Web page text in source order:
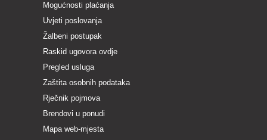
Mogućnosti plaćanja
Uvjeti poslovanja
Žalbeni postupak
Raskid ugovora ovdje
Pregled usluga
Zaštita osobnih podataka
Rječnik pojmova
Brendovi u ponudi
Mapa web-mjesta